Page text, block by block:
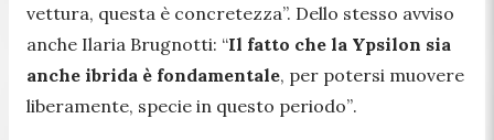
vettura, questa è concretezza”. Dello stesso avviso
anche Ilaria Brugnotti: “Il fatto che la Ypsilon sia
anche ibrida è fondamentale, per potersi muovere
liberamente, specie in questo periodo”.